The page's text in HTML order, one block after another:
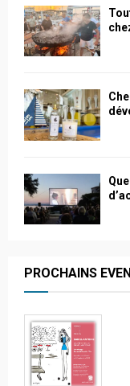
PROCHAINS